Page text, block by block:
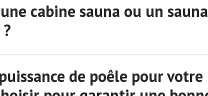
cabine sauna ou un
de poêle pour votre